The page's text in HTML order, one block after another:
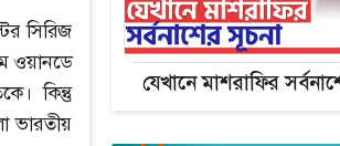
সিরিজ
ওয়ানডে
কিন্তু
ভারতীয়
যেখানে মাশরাফির